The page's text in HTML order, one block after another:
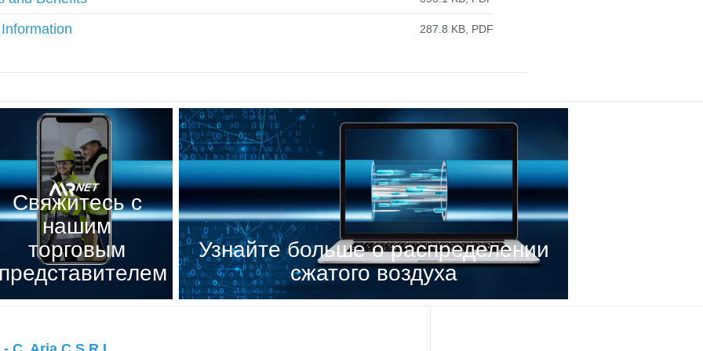
287.8 KB, PDF
Свяжитесь с
нашим
торговым
представителем
Узнайте больше о распределении
сжатого воздуха